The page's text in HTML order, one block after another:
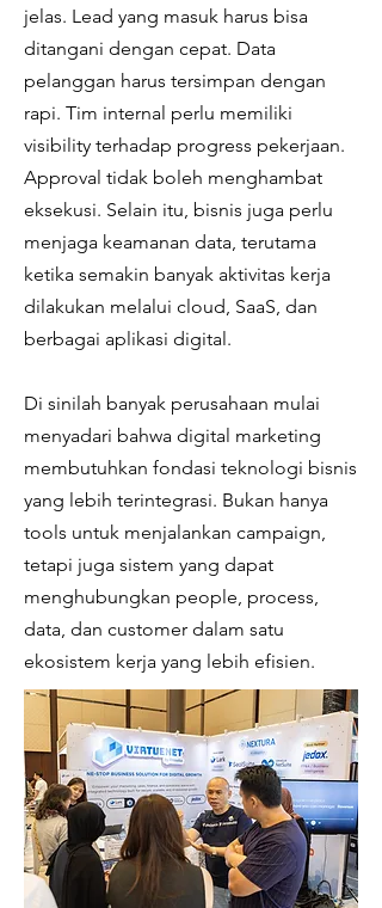
jelas. Lead yang masuk harus bisa
ditangani dengan cepat. Data
pelanggan harus tersimpan dengan
rapi. Tim internal perlu memiliki
visibility terhadap progress pekerjaan.
Approval tidak boleh menghambat
eksekusi. Selain itu, bisnis juga perlu
menjaga keamanan data, terutama
ketika semakin banyak aktivitas kerja
dilakukan melalui cloud, SaaS, dan
berbagai aplikasi digital.
Di sinilah banyak perusahaan mulai
menyadari bahwa digital marketing
membutuhkan fondasi teknologi bisnis
yang lebih terintegrasi. Bukan hanya
tools untuk menjalankan campaign,
tetapi juga sistem yang dapat
menghubungkan people, process,
data, dan customer dalam satu
ekosistem kerja yang lebih efisien.